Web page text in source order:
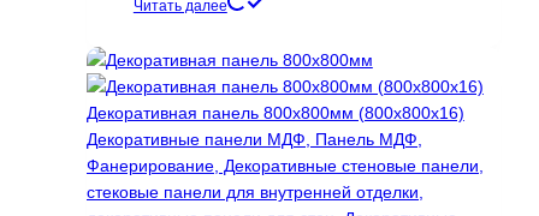
21685 ₽.
Читать далее